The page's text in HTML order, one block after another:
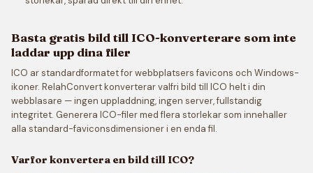
Basta gratis bild till ICO-konverterare som inte
laddar upp dina filer
ICO ar standardformatet for webbplatsers favicons och Windows-
ikoner. RelahConvert konverterar valfri bild till ICO helt i din
webblasare — ingen uppladdning, ingen server, fullstandig
integritet. Generera ICO-filer med flera storlekar som innehaller
alla standard-faviconsdimensioner i en enda fil.
Varfor konvertera en bild till ICO?